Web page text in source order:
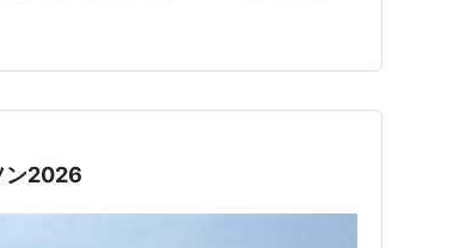
で7時20分頃ホテル出発。荷物預けもスムー
ほど待…
ン2026